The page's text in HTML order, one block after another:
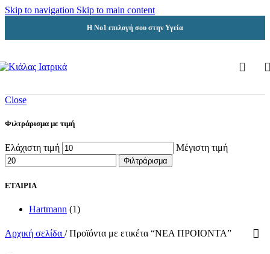
Skip to navigation Skip to main content
Η Νο1 επιλογή σου στην Υγεία
Close
Φιλτράρισμα με τιμή
Ελάχιστη τιμή Μέγιστη τιμή
Φιλτράρισμα
ΕΤΑΙΡΙΑ
Hartmann (1)
Αρχική σελίδα / Προϊόντα με ετικέτα “ΝΕΑ ΠΡΟΙΟΝΤΑ”